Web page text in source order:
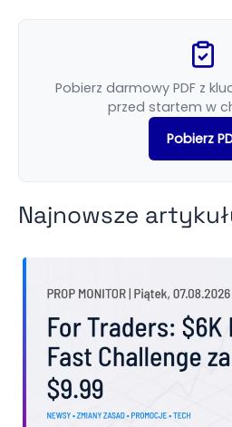
Pobierz darmowy PDF z
przed startem w
Pobierz
Najnowsze